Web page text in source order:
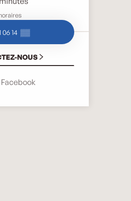
06 14 ▒▒
NOUS
Facebook